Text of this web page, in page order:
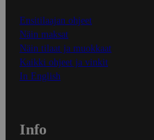
Ensitilaajan ohjeet
Näin maksat
Näin tilaat ja muokkaat
Kaikki ohjeet ja vinkit
In English
Info